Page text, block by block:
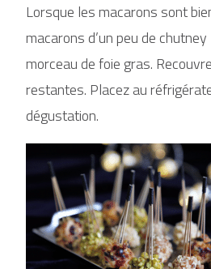
Lorsque les macarons sont
macarons d’un peu de
morceau de foie gras.
restantes. Placez au
dégustation.